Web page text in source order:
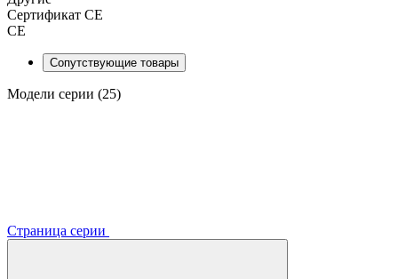
Сертификат CE
CE
Сопутствующие товары
Модели серии (25)
Страница серии